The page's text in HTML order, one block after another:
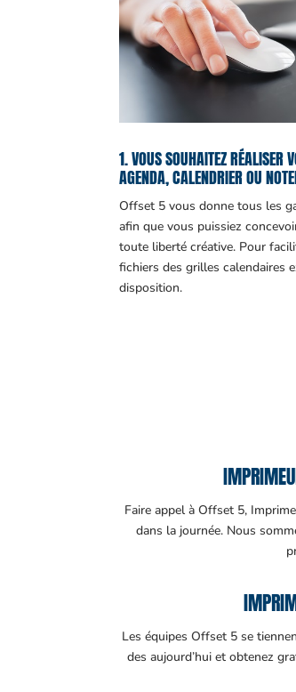
1. VOUS SOUHAITEZ RÉALISER
AGENDA, CALENDRIER OU
Offset 5 vous donne tous les
afin que vous puissiez
toute liberté créative. Pour
fichiers des grilles calendaires
disposition.
Faire appel à Offset 5,
dans la journée. Nous
Les équipes Offset 5 se
des aujourd’hui et obtenez